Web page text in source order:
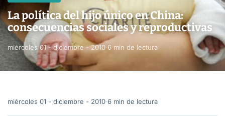
La política del hijo único en China:
consecuencias sociales y reproductivas
miércoles 01 - diciembre - 2010·6 min de lectura
miércoles 01 - diciembre - 2010·6 min de lectura